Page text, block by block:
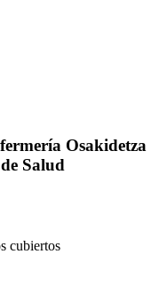
Salud
cubiertos